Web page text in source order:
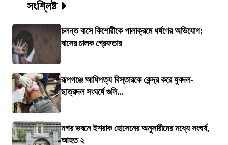
সংশ্লিষ্ট
চলন্ত বাসে কিশোরীকে পালাক্রমে ধর্ষণের অভিযোগ;
বাসের চালক গ্রেফতার
রূপগঞ্জে আধিপত্য বিস্তারকে কেন্দ্র করে যুবদল-
ছাত্রদল সংঘর্ষে গুলি...
নগর ভবনে ইশরাক হোসেনের অনুসারীদের মধ্যে সংঘর্ষ,
আহত ২